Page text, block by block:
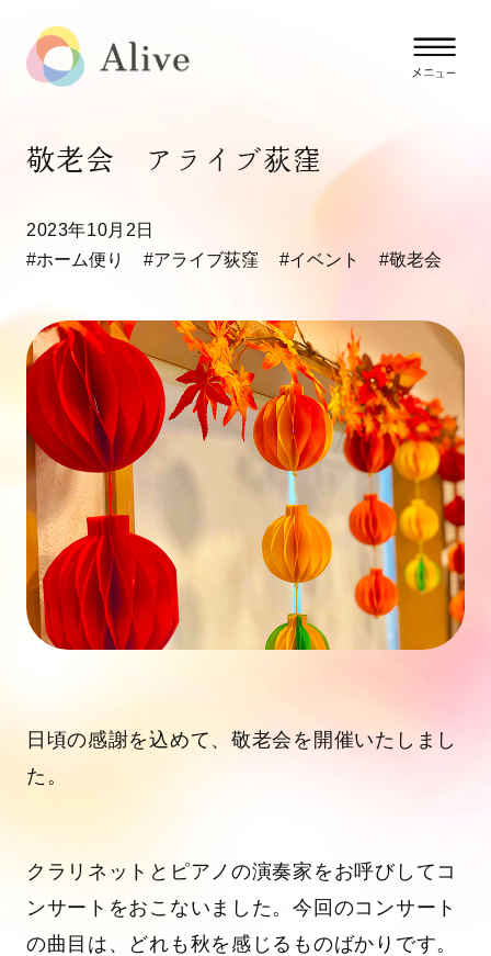
敬老会 アライブ荻窪
2023年10月2日
#ホーム便り
#アライブ荻窪 #イベント #敬老会
日頃の感謝を込めて、敬老会を開催いたしまし
た。
クラリネットとピアノの演奏家をお呼びしてコ
ンサートをおこないました。今回のコンサート
の曲目は、どれも秋を感じるものばかりです。